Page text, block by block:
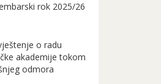
rok 2025/26
o radu
akademije tokom
odmora